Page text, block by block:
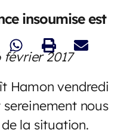
insoumise est
2017
Hamon vendredi
nous
la situation.